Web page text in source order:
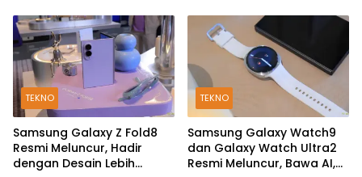
TEKNO
Samsung Galaxy Z Fold8
Resmi Meluncur, Hadir
dengan Desain Lebih
TEKNO
Samsung Galaxy Watch9
dan Galaxy Watch Ultra2
Resmi Meluncur, Bawa AI,